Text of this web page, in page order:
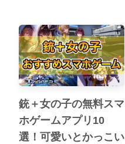
銃＋女の子の無料スマ
ホゲームアプリ10
選！可愛いとかっこい